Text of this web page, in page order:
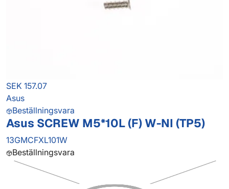
SEK 157.07
Asus
Beställningsvara
Asus SCREW M5*10L (F) W-NI (TP5)
13GMCFXL101W
Beställningsvara